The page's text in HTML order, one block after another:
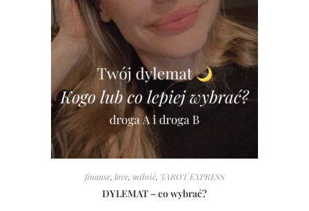
finanse, love, miłość, TAROT EXPRESS
DYLEMAT – co wybrać?